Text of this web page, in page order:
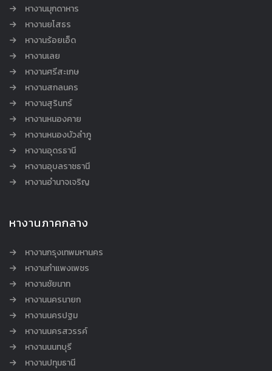
หางานมุกดาหาร
หางานยโสธร
หางานร้อยเอ็ด
หางานเลย
หางานศรีสะเกษ
หางานสกลนคร
หางานสุรินทร์
หางานหนองคาย
หางานหนองบัวลำภู
หางานอุดรธานี
หางานอุบลราชธานี
หางานอำนาจเจริญ
หางานภาคกลาง
หางานกรุงเทพมหานคร
หางานกำแพงเพชร
หางานชัยนาท
หางานนครนายก
หางานนครปฐม
หางานนครสวรรค์
หางานนนทบุรี
หางานปทุมธานี